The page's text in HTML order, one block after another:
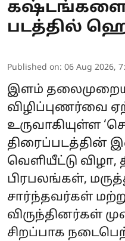
கஷ்டங்களை
படத்தில்
Published on: 06 Aug 2026,
இளம்
விழிப்புணர்வை
உருவாகியுள்ள
திரைப்படத்தின்
வெளியீட்டு விழா,
பிரபலங்கள்,
சார்ந்தவர்கள்
விருந்தினர்கள்
சிறப்பாக